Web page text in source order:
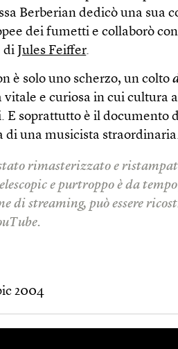
Berberian dedicò una sua
dei fumetti e collaborò
di Jules Feiffer.
è solo uno scherzo, un colto
vitale e curiosa in cui cultura
E soprattutto è il documento
di una musicista
rimasterizzato e
e purtroppo è da
di streaming, può essere
2004